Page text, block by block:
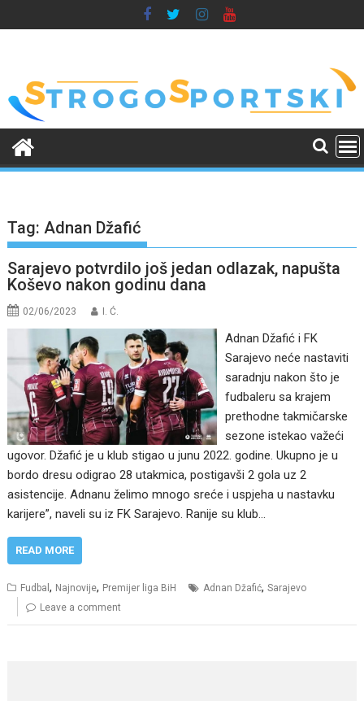
to
Tag:Adnan Džafić
Sarajevo potvrdilo još jedan odlazak, napušta
Koševo nakon godinu dana
02/06/2023 I. Ć.
Adnan Džafić i FK
Sarajevo neće nastaviti
saradnju nakon što je
fudbaleru sa krajem
prethodne takmičarske
sezone istekao važeći
ugovor. Džafić je u klub stigao u junu 2022. godine. Ukupno je u
bordo dresu odigrao 28 utakmica, postigavši 2 gola uz 2
asistencije. Adnanu želimo mnogo sreće i uspjeha u nastavku
karijere”, naveli su iz FK Sarajevo. Ranije su klub…
READ MORE
Fudbal, Najnovije, Premijer liga BiH Adnan Džafić,Sarajevo
Leave a comment